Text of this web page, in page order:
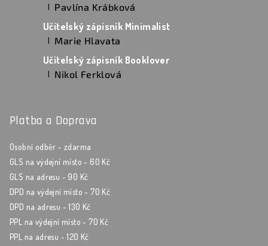
Hodnocení produktu je 5 z 5 hvězdiček.
| Pavlína Krábková
Učitelský zápisník Minimalist
Hodnocení produktu je 5 z 5 hvězdiček.
| Marie Hlavata
Učitelský zápisník Booklover
Hodnocení produktu je 5 z 5 hvězdiček.
| Nikol Ferklová
Platba a Doprava
Osobní odběr - zdarma
GLS na výdejní místo - 60 Kč
GLS na adresu - 90 Kč
DPD na výdejní místo - 70 Kč
DPD na adresu - 130 Kč
PPL na výdejní místo - 70 Kč
PPL na adresu - 120 Kč